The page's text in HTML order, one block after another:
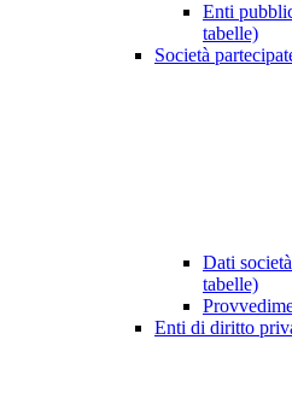
Enti
tabelle)
Società
Dati
tabelle)
Enti di diritto